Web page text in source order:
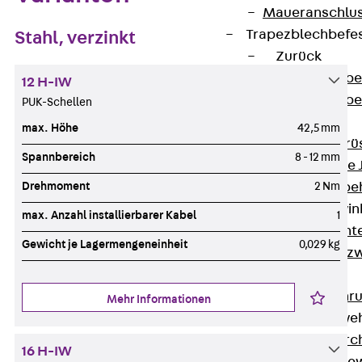
Zurück
Gerüstschuhe
Zurück
Gerüstschuhe
Zurück
Stahl, verzinkt
12 H-IW
PUK-Schellen
max. Höhe 42,5 mm
Spannbereich 8 - 12 mm
Drehmoment 2 Nm
max. Anzahl installierbarer Kabel 1
Gewicht je Lagermengeneinheit 0,029 kg
Mehr Informationen
16 H-IW